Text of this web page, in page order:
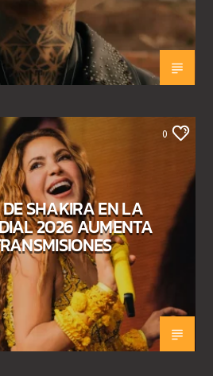
0
DE SHAKIRA EN LA
2026 AUMENTA